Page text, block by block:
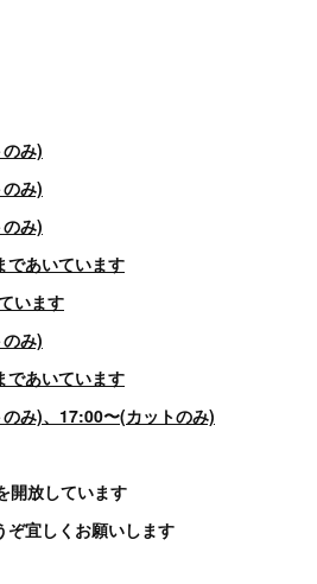
み)
み)
み)
であいています
います
み)
であいています
み)、17:00〜(カットのみ)
開放しています
ぞ宜しくお願いします